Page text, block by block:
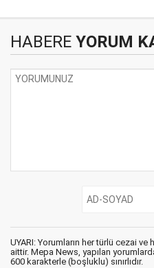
HABERE YORUM
UYARI: Yorumların her türlü cezai
aittir. Mepa News, yapılan
600 karakterle (boşluklu) sınırlıdır.